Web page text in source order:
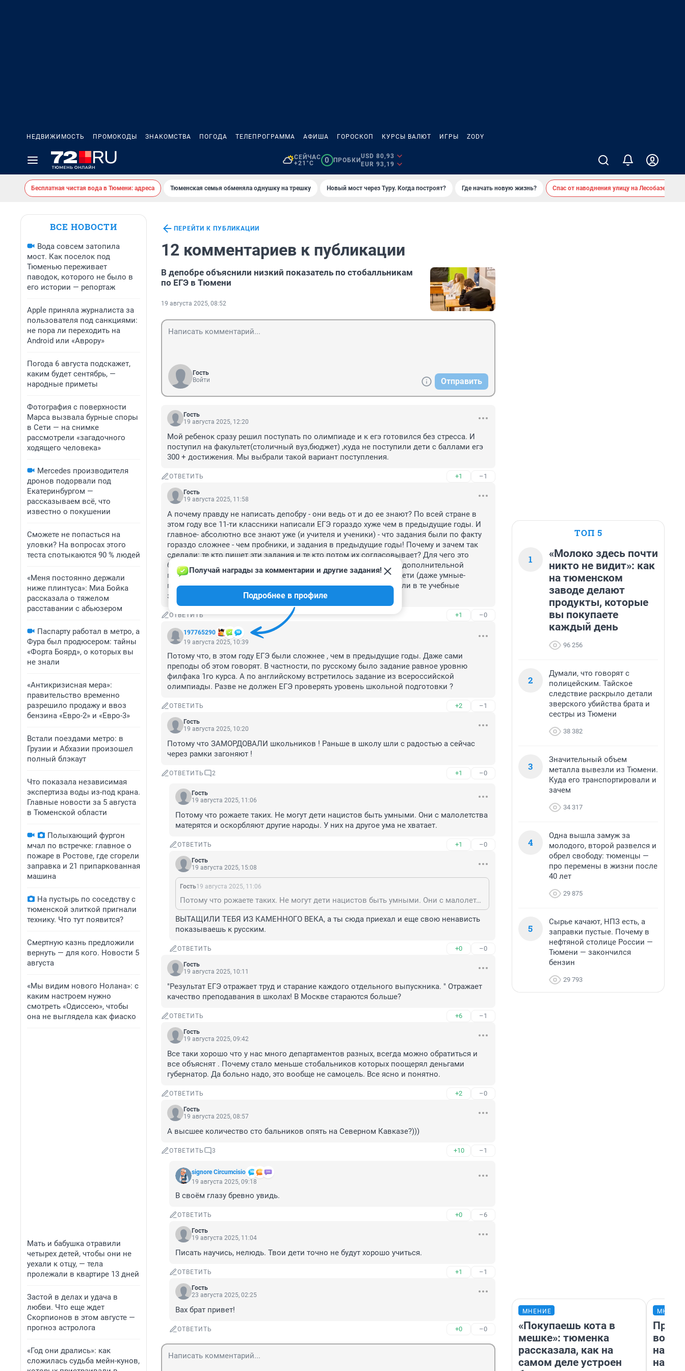
НЕДВИЖИМОСТЬ ПРОМОКОДЫ ЗНАКОМСТВА ПОГОДА ТЕЛЕПРОГРАММА АФИША ГОРОСКОП КУРСЫ ВАЛЮТ ИГРЫ ZODY
СЕЙЧАС
+21°C
0 ПРОБКИ
USD 80,93
EUR 93,19
Бесплатная чистая вода в Тюмени: адреса Тюменская семья обменяла однушку на трешку Новый мост через Туру. Когда построят? Где начать новую жизнь? Спас от наводнения улицу на Лесобазе
ВСЕ НОВОСТИ
Вода совсем затопила
мост. Как поселок под
Тюменью переживает
паводок, которого не было в
его истории — репортаж
Apple приняла журналиста за
пользователя под санкциями:
не пора ли переходить на
Android или «Аврору»
Погода 6 августа подскажет,
каким будет сентябрь, —
народные приметы
Фотография с поверхности
Марса вызвала бурные споры
в Сети — на снимке
рассмотрели «загадочного
ходящего человека»
Mercedes производителя
дронов подорвали под
Екатеринбургом —
рассказываем всё, что
известно о покушении
Сможете не попасться на
уловки? На вопросах этого
теста спотыкаются 90 % людей
«Меня постоянно держали
ниже плинтуса»: Миа Бойка
рассказала о тяжелом
расставании с абьюзером
Паспарту работал в метро, а
Фура был продюсером: тайны
«Форта Боярд», о которых вы
не знали
«Антикризисная мера»:
правительство временно
разрешило продажу и ввоз
бензина «Евро-2» и «Евро-3»
Встали поездами метро: в
Грузии и Абхазии произошел
полный блэкаут
Что показала независимая
экспертиза воды из-под крана.
Главные новости за 5 августа
в Тюменской области
Полыхающий фургон
мчал по встречке: главное о
пожаре в Ростове, где сгорели
заправка и 21 припаркованная
машина
На пустырь по соседству с
тюменской элиткой пригнали
технику. Что тут появится?
Смертную казнь предложили
вернуть — для кого. Новости 5
августа
«Мы видим нового Нолана»: с
каким настроем нужно
смотреть «Одиссею», чтобы
она не выглядела как фиаско
Мать и бабушка отравили
четырех детей, чтобы они не
уехали к отцу, — тела
пролежали в квартире 13 дней
Застой в делах и удача в
любви. Что еще ждет
Скорпионов в этом августе —
прогноз астролога
«Год они дрались»: как
сложилась судьба мейн-кунов,
ПЕРЕЙТИ К ПУБЛИКАЦИИ
12 комментариев к публикации
В депобре объяснили низкий показатель по стобалльникам
по ЕГЭ в Тюмени
19 августа 2025, 08:52
Гость
Войти
Отправить
Гость
19 августа 2025, 12:20
Мой ребенок сразу решил поступать по олимпиаде и к егэ готовился без стресса. И
поступил на факультет(столичный вуз,бюджет) ,куда не поступили дети с баллами егэ
300 + достижения. Мы выбрали такой вариант поступления.
ОТВЕТИТЬ +1 –1
Гость
19 августа 2025, 11:58
А почему правду не написать депобру - они ведь от и до ее знают? По всей стране в
этом году все 11-ти классники написали ЕГЭ гораздо хуже чем в предыдущие годы. И
главное- абсолютно все знают уже (и учителя и ученики) - что задания были по факту
гораздо сложнее - чем пробники, и задания в предыдущие годы! Почему и зачем так
сделали: те кто пишет эти задания и те кто потом их согласовывает? Для чего это
было сделано? И вообще разве так можно, резко без открытой дополнительной
подготовки детей, усложнять задания ЕГЭ. Ведь очень многие дети (даже умные-
перспективные) получили из-за этого баллы ниже и не поступили в те учебные
заведения и на те специальности которые хотели на бюджет!
ОТВЕТИТЬ +1 –0
197765290
Получай награды за комментарии и другие задания!
Подробнее в профиле
19 августа 2025, 10:39
Потому что, в этом году ЕГЭ были сложнее , чем в предыдущие годы. Даже сами
преподы об этом говорят. В частности, по русскому было задание равное уровню
филфака 1го курса. А по английскому встретилось задание из всероссийской
олимпиады. Разве не должен ЕГЭ проверять уровень школьной подготовки ?
ОТВЕТИТЬ +2 –1
Гость
19 августа 2025, 10:20
Потому что ЗАМОРДОВАЛИ школьников ! Раньше в школу шли с радостью а сейчас
через рамки загоняют !
ОТВЕТИТЬ 2 +1 –0
Гость
19 августа 2025, 11:06
Потому что рожаете таких. Не могут дети нацистов быть умными. Они с малолетства
матерятся и оскорбляют другие народы. У них на другое ума не хватает.
ОТВЕТИТЬ +1 –0
Гость
19 августа 2025, 15:08
Гость19 августа 2025, 11:06
Потому что рожаете таких. Не могут дети нацистов быть умными. Они с малолетства матерятся и оскорбляют другие народы. У них на другое ума не хватает.
ВЫТАЩИЛИ ТЕБЯ ИЗ КАМЕННОГО ВЕКА, а ты сюда приехал и еще свою ненависть
показываешь к русским.
ОТВЕТИТЬ +0 –0
Гость
19 августа 2025, 10:11
"Результат ЕГЭ отражает труд и старание каждого отдельного выпускника. " Отражает
качество преподавания в школах! В Москве стараются больше?
ОТВЕТИТЬ +6 –1
Гость
19 августа 2025, 09:42
Все таки хорошо что у нас много департаментов разных, всегда можно обратиться и
все объяснят . Почему стало меньше стобальников которых поощерял деньгами
губернатор. Да больно надо, это вообще не самоцель. Все ясно и понятно.
ОТВЕТИТЬ +2 –0
Гость
19 августа 2025, 08:57
А высшее количество сто бальников опять на Северном Кавказе?)))
ОТВЕТИТЬ 3 +10 –1
signore Сircumcisio
19 августа 2025, 09:18
В своём глазу бревно увидь.
ОТВЕТИТЬ +0 –6
Гость
19 августа 2025, 11:04
Писать научись, нелюдь. Твои дети точно не будут хорошо учиться.
ОТВЕТИТЬ +1 –1
Гость
23 августа 2025, 02:25
Вах брат привет!
ОТВЕТИТЬ +0 –0
ТОП 5
1
«Молоко здесь почти
никто не видит»: как
на тюменском
заводе делают
продукты, которые
вы покупаете
каждый день
96 256
2
Думали, что говорят с
полицейским. Тайское
следствие раскрыло детали
зверского убийства брата и
сестры из Тюмени
38 382
3
Значительный объем
металла вывезли из Тюмени.
Куда его транспортировали и
зачем
34 317
4
Одна вышла замуж за
молодого, второй развелся и
обрел свободу: тюменцы —
про перемены в жизни после
40 лет
29 875
5
Сырье качают, НПЗ есть, а
заправки пустые. Почему в
нефтяной столице России —
Тюмени — закончился
бензин
29 793
МНЕНИЕ
«Покупаешь кота в
мешке»: тюменка
рассказала, как на
самом деле устроен
нам